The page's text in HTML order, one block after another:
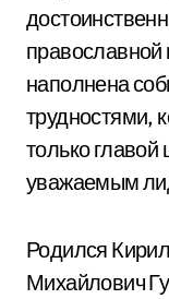
православной
наполнена
трудностями,
только главой
уважаемым
Родился
Михайлович